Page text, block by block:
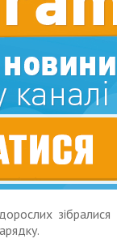
зібралися